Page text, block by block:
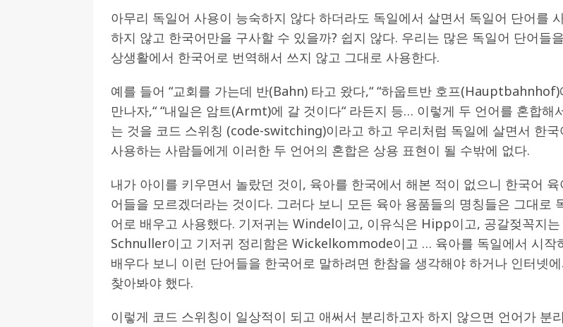
아무리 독일어 사용이 능숙하지 않다 하더라도 독일에서 살면서 독일어 단어를
하지 않고 한국어만을 구사할 수 있을까? 쉽지 않다. 우리는 많은 독일어 단어들
상생활에서 한국어로 번역해서 쓰지 않고 그대로 사용한다.
예를 들어 “교회를 가는데 반(Bahn) 타고 왔다,“ “하웁트반 호프(Hauptbahnhof)
만나자,“ “내일은 암트(Armt)에 갈 것이다“ 라든지 등… 이렇게 두 언어를 혼합해
는 것을 코드 스위칭 (code-switching)이라고 하고 우리처럼 독일에 살면서 한국
사용하는 사람들에게 이러한 두 언어의 혼합은 상용 표현이 될 수밖에 없다.
내가 아이를 키우면서 놀랐던 것이, 육아를 한국에서 해본 적이 없으니 한국어 육
어들을 모르겠더라는 것이다. 그러다 보니 모든 육아 용품들의 명칭들은 그대로
어로 배우고 사용했다. 기저귀는 Windel이고, 이유식은 Hipp이고, 공갈젖꼭지는
Schnuller이고 기저귀 정리함은 Wickelkommode이고 … 육아를 독일에서 시작
배우다 보니 이런 단어들을 한국어로 말하려면 한참을 생각해야 하거나 인터넷
찾아봐야 했다.
이렇게 코드 스위칭이 일상적이 되고 애써서 분리하고자 하지 않으면 언어가 분